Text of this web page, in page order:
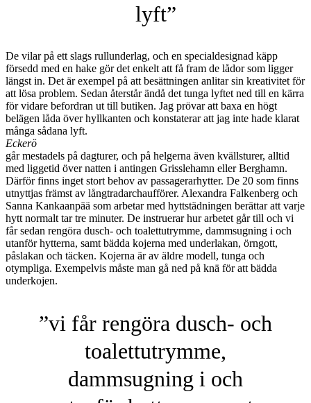
lyft”
De vilar på ett slags rullunderlag, och en specialdesignad käpp
försedd med en hake gör det enkelt att få fram de lådor som ligger
längst in. Det är exempel på att besättningen anlitar sin kreativitet för
att lösa problem. Sedan återstår ändå det tunga lyftet ned till en kärra
för vidare befordran ut till butiken. Jag prövar att baxa en högt
belägen låda över hyllkanten och konstaterar att jag inte hade klarat
många sådana lyft.
Eckerö
går mestadels på dagturer, och på helgerna även kvällsturer, alltid
med liggetid över natten i antingen Grisslehamn eller Berghamn.
Därför finns inget stort behov av passagerarhytter. De 20 som finns
utnyttjas främst av långtradarchaufförer. Alexandra Falkenberg och
Sanna Kankaanpää som arbetar med hyttstädningen berättar att varje
hytt normalt tar tre minuter. De instruerar hur arbetet går till och vi
får sedan rengöra dusch- och toalettutrymme, dammsugning i och
utanför hytterna, samt bädda kojerna med underlakan, örngott,
påslakan och täcken. Kojerna är av äldre modell, tunga och
otympliga. Exempelvis måste man gå ned på knä för att bädda
underkojen.
”vi får rengöra dusch- och
toalettutrymme,
dammsugning i och